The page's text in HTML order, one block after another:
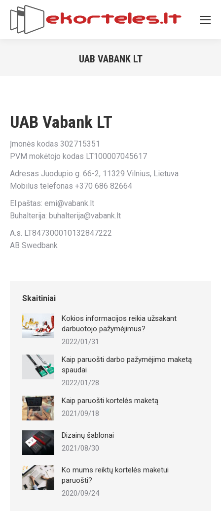
UAB VABANK LT
UAB Vabank LT
Įmonės kodas 302715351
PVM mokėtojo kodas LT100007045617
Adresas Juodupio g. 66-2, 11329 Vilnius, Lietuva
Mobilus telefonas +370 686 82664
El.paštas: emi@vabank.lt
Buhalterija: buhalterija@vabank.lt
A.s. LT847300010132847222
AB Swedbank
Skaitiniai
Kokios informacijos reikia užsakant
darbuotojo pažymėjimus?
2022/01/31
Kaip paruošti darbo pažymėjimo maketą
spaudai
2022/01/28
Kaip paruošti kortelės maketą
2021/09/18
Dizainų šablonai
2021/08/30
Ko mums reiktų kortelės maketui
paruošti?
2020/09/24